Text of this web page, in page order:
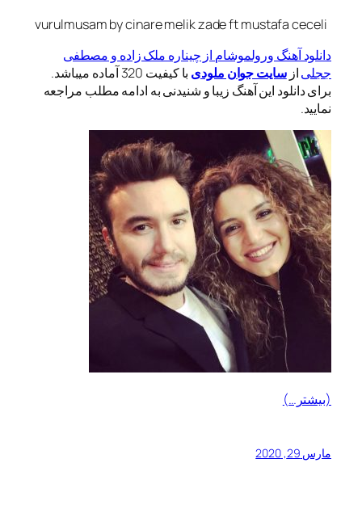
vurulmusam by cinare melik zade ft mustafa ceceli
دانلود آهنگ ورولموشام از چیناره ملک زاده و مصطفی
ججلیازسایت جوان ملودی
با کیفیت 320 آماده میباشد.
برای دانلود این آهنگ زیبا و شنیدنی به ادامه مطلب مراجعه
نمایید.
(بیشتر…)
مارس 29, 2020